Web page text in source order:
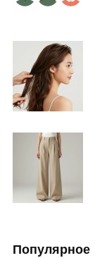
Популярное